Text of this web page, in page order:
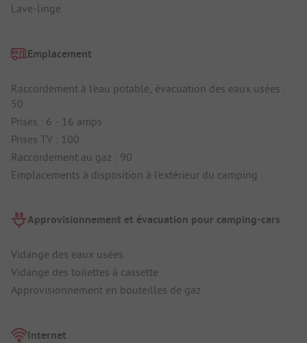
Lave-linge
Emplacement
Raccordement à l'eau potable, évacuation des eaux usées :
50
Prises : 6 - 16 amps
Prises TV : 100
Raccordement au gaz : 90
Emplacements à disposition à l'extérieur du camping
Approvisionnement et évacuation pour camping-cars
Vidange des eaux usées
Vidange des toilettes à cassette
Approvisionnement en bouteilles de gaz
Internet